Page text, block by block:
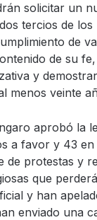
solicitar un
tercios de los
de
de su
y
menos veinte
aprobó la
a favor y 43
de protestas y
que
y han
enviado una